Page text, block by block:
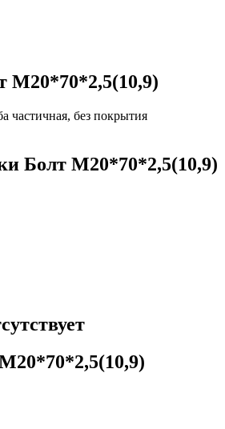
М20*70*2,5(10,9)
частичная, без покрытия
Болт М20*70*2,5(10,9)